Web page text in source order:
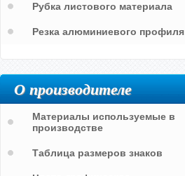
Рубка листового материала
Резка алюминиевого профиля
О производителе
Материалы используемые в
производстве
Таблица размеров знаков